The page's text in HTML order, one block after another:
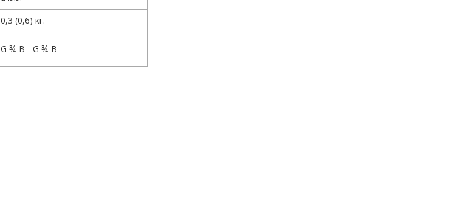
0,3 (0,6) кг.
G ¾-B - G ¾-B